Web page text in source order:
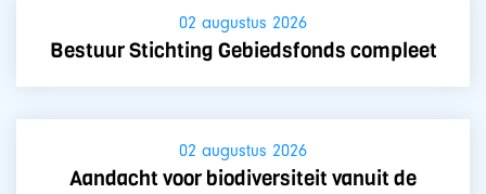
02 augustus 2026
Bestuur Stichting Gebiedsfonds compleet
02 augustus 2026
Aandacht voor biodiversiteit vanuit de